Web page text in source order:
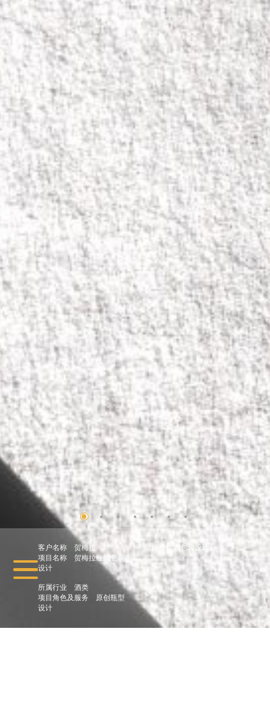
客户名称
贺梅拉
项目名称
贺梅拉红酒包装
设计
所属行业
酒类
项目角色及服务
原创瓶型
设计
贺梅拉红酒包装设计